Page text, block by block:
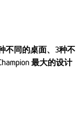
不同的桌面、3种不
最大的设计